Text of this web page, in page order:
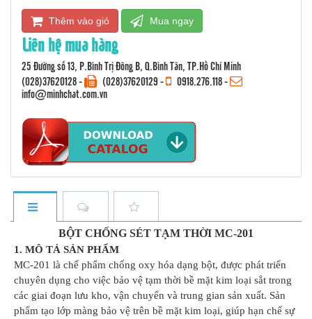
Thêm vào giỏ Mua ngay
Liên hệ mua hàng
25 Đường số 13, P.Bình Trị Đông B, Q.Bình Tân, TP.Hồ Chí Minh
(028)37620128- (028)37620129 - 0918.276.118-
info@minhchat.com.vn
BỘT CHỐNG SÉT TẠM THỜI MC-201
1. MÔ TẢ SẢN PHẨM
MC-201 là chế phẩm chống oxy hóa dạng bột, được phát triển
chuyên dụng cho việc bảo vệ tạm thời bề mặt kim loại sắt trong
các giai đoạn lưu kho, vận chuyển và trung gian sản xuất. Sản
phẩm tạo lớp màng bảo vệ trên bề mặt kim loại, giúp hạn chế sự